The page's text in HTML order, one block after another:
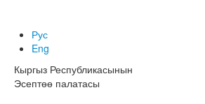
Рус
Eng
Кыргыз Республикасынын
Эсептөө палатасы